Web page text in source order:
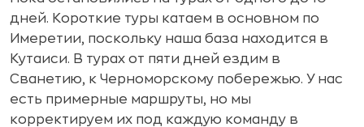
дней. Короткие туры катаем в основном по
Имеретии, поскольку наша база находится в
Кутаиси. В турах от пяти дней ездим в
Сванетию, к Черноморскому побережью. У нас
есть примерные маршруты, но мы
корректируем их под каждую команду в